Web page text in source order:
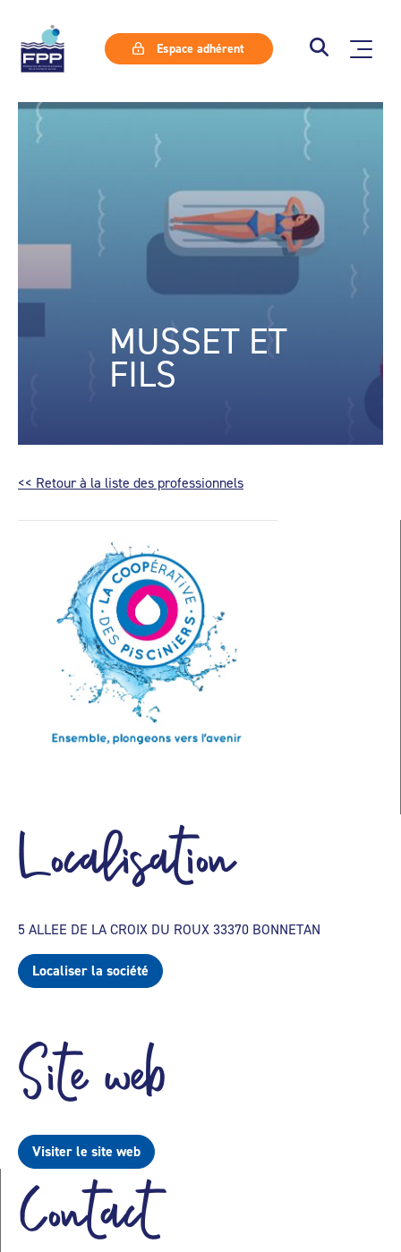
Espace adhérent
MUSSET ET
FILS
<< Retour à la liste des professionnels
Localisation
5 ALLEE DE LA CROIX DU ROUX 33370 BONNETAN
Localiser la société
Site web
Visiter le site web
Contact